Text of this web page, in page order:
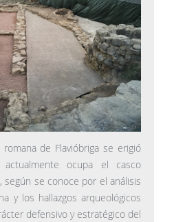
de Flavióbriga se erigió
ocupa el casco
según se conoce por el análisis
y los hallazgos arqueológicos
defensivo y estratégico del